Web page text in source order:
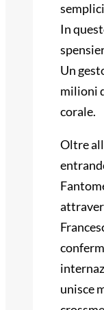
In
Un
milioni
corale.
Oltre
unisce